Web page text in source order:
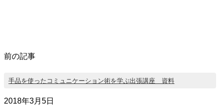
前の記事
手品を使ったコミュニケーション術を学ぶ出張講座 資料
2018年3月5日